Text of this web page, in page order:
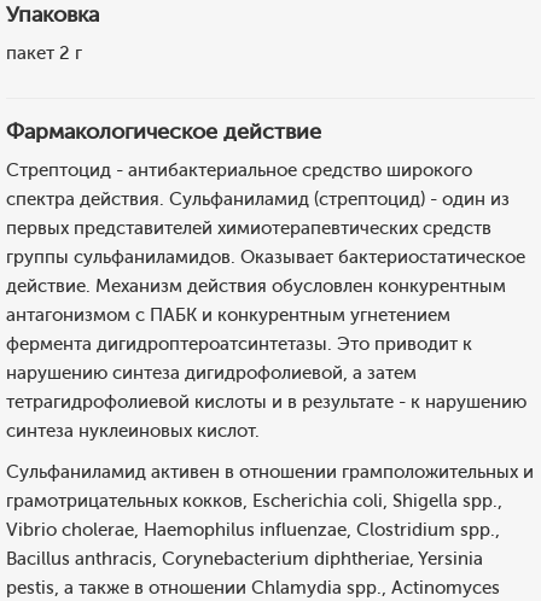
Упаковка
пакет 2 г
Фармакологическое действие
Стрептоцид - антибактериальное средство широкого
спектра действия. Сульфаниламид (стрептоцид) - один из
первых представителей химиотерапевтических средств
группы сульфаниламидов. Оказывает бактериостатическое
действие. Механизм действия обусловлен конкурентным
антагонизмом с ПАБК и конкурентным угнетением
фермента дигидроптероатсинтетазы. Это приводит к
нарушению синтеза дигидрофолиевой, а затем
тетрагидрофолиевой кислоты и в результате - к нарушению
синтеза нуклеиновых кислот.
Сульфаниламид активен в отношении грамположительных и
грамотрицательных кокков, Escherichia coli, Shigella spp.,
Vibrio cholerae, Haemophilus influenzae, Clostridium spp.,
Bacillus anthracis, Corynebacterium diphtheriae, Yersinia
pestis, а также в отношении Chlamydia spp., Actinomyces